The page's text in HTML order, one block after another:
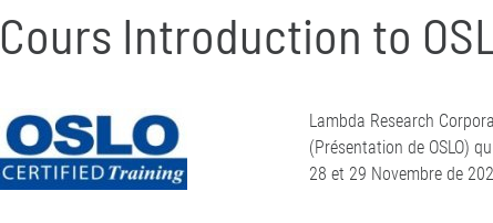
Cours Introduction to
Lambda Research
(Présentation de OSLO)
28 et 29 Novembre de